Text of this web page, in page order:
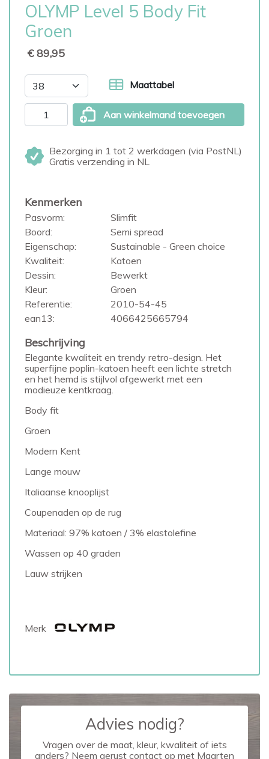
OLYMP Level 5 Body Fit
Groen
€ 89,95
Maattabel
Aan winkelmand toevoegen
Bezorging in 1 tot 2 werkdagen (via PostNL)
Gratis verzending in NL
Kenmerken
Pasvorm:
Slimfit
Boord:
Semi spread
Eigenschap:
Sustainable - Green choice
Kwaliteit:
Katoen
Dessin:
Bewerkt
Kleur:
Groen
Referentie:
2010-54-45
ean13:
4066425665794
Beschrijving
Elegante kwaliteit en trendy retro-design. Het
superfijne poplin-katoen heeft een lichte stretch
en het hemd is stijlvol afgewerkt met een
modieuze kentkraag.
Body fit
Groen
Modern Kent
Lange mouw
Italiaanse knooplijst
Coupenaden op de rug
Materiaal: 97% katoen / 3% elastolefine
Wassen op 40 graden
Lauw strijken
Merk
Advies nodig?
Vragen over de maat, kleur, kwaliteit of iets
anders? Neem gerust contact op met Maarten